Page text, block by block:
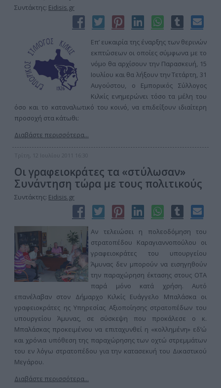
Συντάκτης: Eidisis.gr
Επ’ ευκαιρία της έναρξης των θερινών
εκπτώσεων οι οποίες σύμφωνα με το
νόμο θα αρχίσουν την Παρασκευή, 15
Ιουλίου και θα λήξουν την Τετάρτη, 31
Αυγούστου, ο Εμπορικός Σύλλογος
Κιλκίς ενημερώνει τόσο τα μέλη του
όσο και το καταναλωτικό του κοινό, να επιδείξουν ιδιαίτερη
προσοχή στα κάτωθι:
Διαβάστε περισσότερα...
Τρίτη, 12 Ιουλίου 2011 16:30
Οι γραφειοκράτες τα «στύλωσαν»
Συνάντηση τώρα με τους πολιτικούς
Συντάκτης: Eidisis.gr
Αν τελειώσει η πολεοδόμηση του
στρατοπέδου Καραγιαννοπούλου οι
γραφειοκράτες του υπουργείου
Άμυνας δεν μπορούν να εισηγηθούν
την παραχώρηση έκτασης στους ΟΤΑ
παρά μόνο κατά χρήση. Αυτό
επανέλαβαν στον Δήμαρχο Κιλκίς Ευάγγελο Μπαλάσκα οι
γραφειοκράτες ης Υπηρεσίας Αξιοποίησης στρατοπέδων του
υπουργείου Άμυνας, σε σύσκεψη που προκάλεσε ο κ.
Μπαλάσκας προκειμένου να επιταχυνθεί η «κολλημένη» εδ’ώ
και χρόνια υπόθεση της παραχώρησης των οχτώ στρεμμάτων
του εν λόγω στρατοπέδου για την κατασεκυή του Δικαστικού
Μεγάρου.
Διαβάστε περισσότερα...